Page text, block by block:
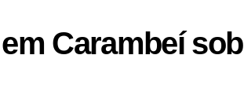
Carambeí sob